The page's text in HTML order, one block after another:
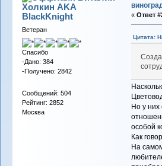
Холкин AKA
BlackKnight
Ветеран
Спасибо
-Дано: 384
-Получено: 2842
Сообщений: 504
Рейтинг: 2852
Москва
« Ответ
Цитата:
Но у них
особой
Как
На